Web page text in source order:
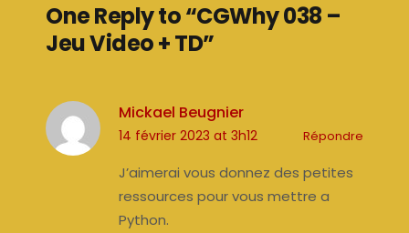
One Reply to “CGWhy 038 –
Jeu Video + TD”
Mickael Beugnier
14 février 2023 at 3h12 Répondre
J’aimerai vous donnez des petites
ressources pour vous mettre a
Python.